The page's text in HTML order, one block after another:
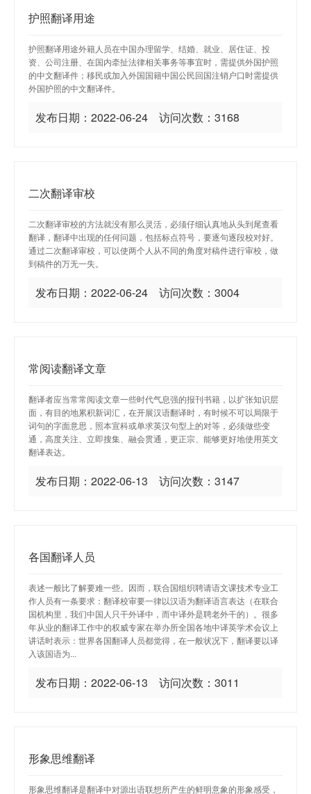
护照翻译用途
护照翻译用途外籍人员在中国办理留学、结婚、就业、居住证、投
资、公司注册、在国内牵扯法律相关事务等事宜时，需提供外国护照
的中文翻译件；移民或加入外国国籍中国公民回国注销户口时需提供
外国护照的中文翻译件。
发布日期：2022-06-24 访问次数：3168
二次翻译审校
二次翻译审校的方法就没有那么灵活，必须仔细认真地从头到尾查看
翻译，翻译中出现的任何问题，包括标点符号，要逐句逐段校对好。
通过二次翻译审校，可以使两个人从不同的角度对稿件进行审校，做
到稿件的万无一失。
发布日期：2022-06-24 访问次数：3004
常阅读翻译文章
翻译者应当常常阅读文章一些时代气息强的报刊书籍，以扩张知识层
面，有目的地累积新词汇，在开展汉语翻译时，有时候不可以局限于
词句的字面意思，照本宣科或单求英汉句型上的对等，必须做些变
通，高度关注、立即搜集、融会贯通，更正宗、能够更好地使用英文
翻译表达。
发布日期：2022-06-13 访问次数：3147
各国翻译人员
表述一般比了解要难一些。因而，联合国组织聘请语文课技术专业工
作人员有一条要求：翻译校审要一律以汉语为翻译语言表达（在联合
国机构里，我们中国人只干外译中，而中译外是聘老外干的）。很多
年从业的翻译工作中的权威专家在举办所全国各地中译英学术会议上
讲话时表示：世界各国翻译人员都觉得，在一般状况下，翻译要以译
入该国语为...
发布日期：2022-06-13 访问次数：3011
形象思维翻译
形象思维翻译是翻译中对源出语联想所产生的鲜明意象的形象感受，